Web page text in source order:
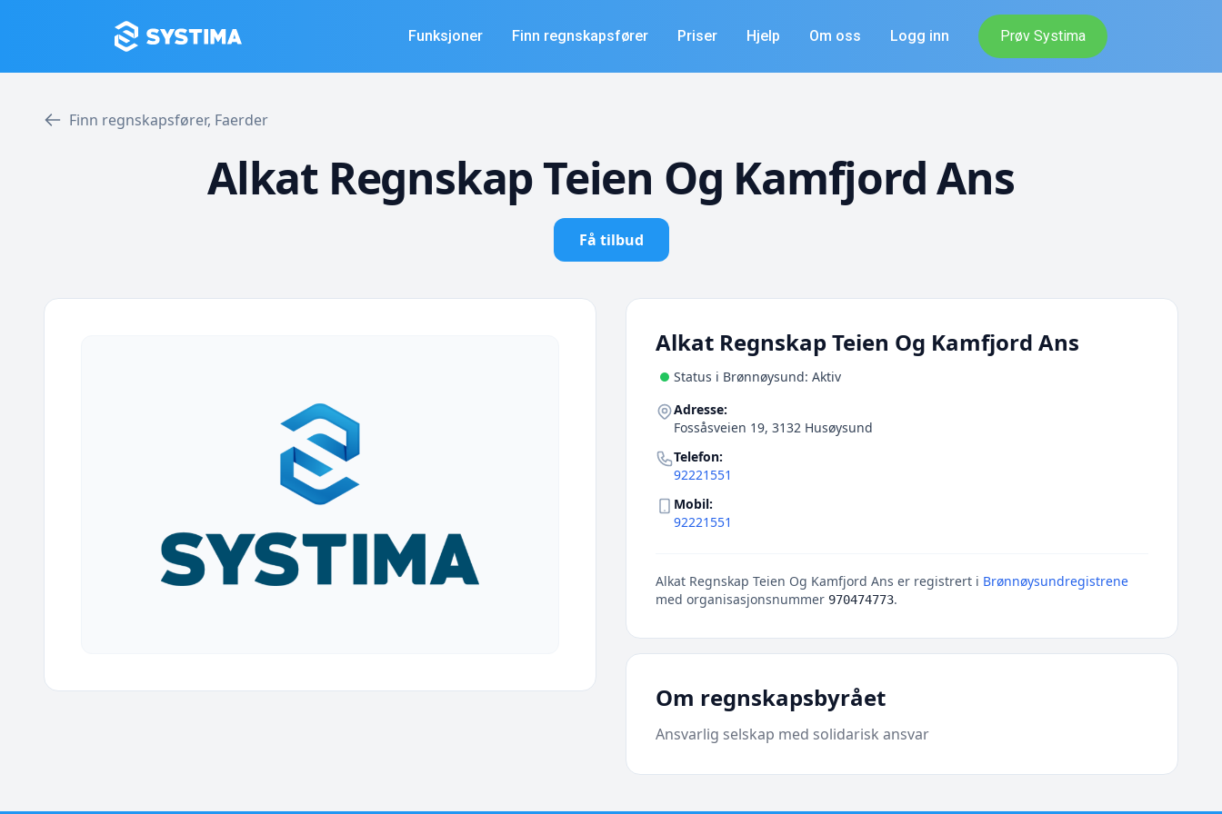
Funksjoner Finn regnskapsfører Priser Hjelp Om oss Logg inn Prøv Systima
Finn regnskapsfører, Faerder
Alkat Regnskap Teien Og Kamfjord Ans
Få tilbud
Alkat Regnskap Teien Og Kamfjord Ans
Status i Brønnøysund: Aktiv
Adresse:
Fossåsveien 19, 3132 Husøysund
Telefon:
92221551
Mobil:
92221551
Alkat Regnskap Teien Og Kamfjord Ans er registrert i Brønnøysundregistrene
med organisasjonsnummer 970474773.
Om regnskapsbyrået
Ansvarlig selskap med solidarisk ansvar